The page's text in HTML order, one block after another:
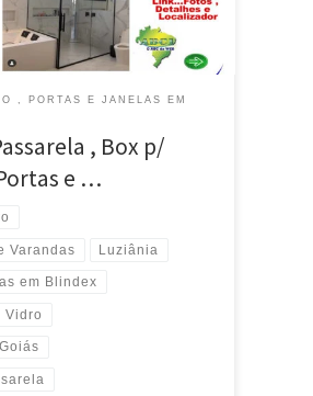
, PORTAS E JANELAS EM
, Box p/
e …
Varandas Luziânia
em Blindex
Vidro